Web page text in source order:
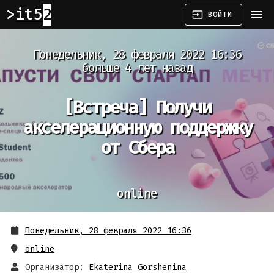
it52 input ВОЙТИ menu
Понедельник, 28 февраля 2022 16:36
больше 4 лет назад
[Встреча]
Получи
акселерационную поддержку
от Сбера
online
Понедельник, 28 февраля 2022 16:36
online
Организатор:
Ekaterina Gorshenina